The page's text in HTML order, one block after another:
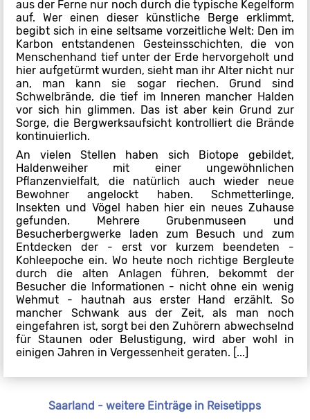
aus der Ferne nur noch durch die typische Kegelform
auf. Wer einen dieser künstliche Berge erklimmt,
begibt sich in eine seltsame vorzeitliche Welt: Den im
Karbon entstandenen Gesteinsschichten, die von
Menschenhand tief unter der Erde hervorgeholt und
hier aufgetürmt wurden, sieht man ihr Alter nicht nur
an, man kann sie sogar riechen. Grund sind
Schwelbrände, die tief im Inneren mancher Halden
vor sich hin glimmen. Das ist aber kein Grund zur
Sorge, die Bergwerksaufsicht kontrolliert die Brände
kontinuierlich.
An vielen Stellen haben sich Biotope gebildet,
Haldenweiher mit einer ungewöhnlichen
Pflanzenvielfalt, die natürlich auch wieder neue
Bewohner angelockt haben. Schmetterlinge,
Insekten und Vögel haben hier ein neues Zuhause
gefunden. Mehrere Grubenmuseen und
Besucherbergwerke laden zum Besuch und zum
Entdecken der - erst vor kurzem beendeten -
Kohleepoche ein. Wo heute noch richtige Bergleute
durch die alten Anlagen führen, bekommt der
Besucher die Informationen - nicht ohne ein wenig
Wehmut - hautnah aus erster Hand erzählt. So
mancher Schwank aus der Zeit, als man noch
eingefahren ist, sorgt bei den Zuhörern abwechselnd
für Staunen oder Belustigung, wird aber wohl in
einigen Jahren in Vergessenheit geraten. [...]
Saarland - weitere Einträge in Reisetipps